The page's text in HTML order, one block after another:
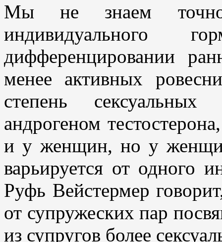
Мы не знаем
индивидуального
дифференцировании
менее активных
степень сексуальных
андрогеном
и у женщин, но у
варьируется от одного
Руфь Вейстермер
от супружеских пар
из супругов более